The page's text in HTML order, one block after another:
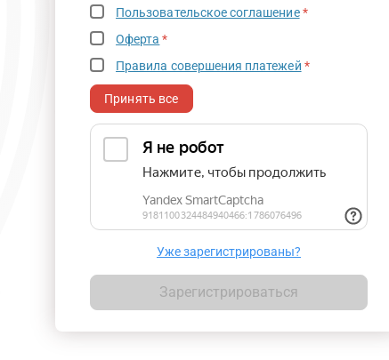
Пользовательское соглашение *
Оферта *
Правила совершения платежей *
Принять все
Уже зарегистрированы?
Зарегистрироваться